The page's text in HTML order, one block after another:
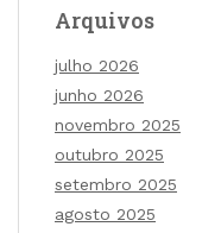
Arquivos
julho 2026
junho 2026
novembro 2025
outubro 2025
setembro 2025
agosto 2025